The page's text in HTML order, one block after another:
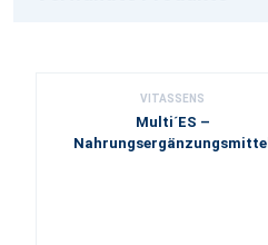
VITASSENS
Multi´ES –
Nahrungsergänzungsmittel